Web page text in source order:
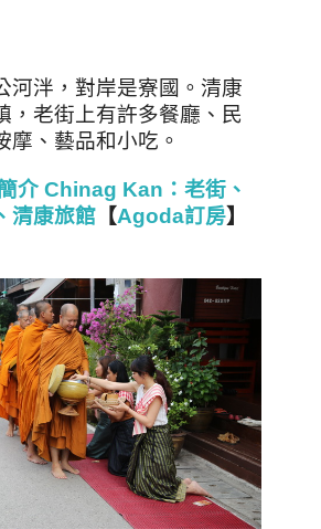
河泮，對岸是寮國。 清康
，老街上有許多餐廳、民
摩、藝品和小吃。
介 Chinag Kan：老街、
清康旅館 【Agoda訂房】